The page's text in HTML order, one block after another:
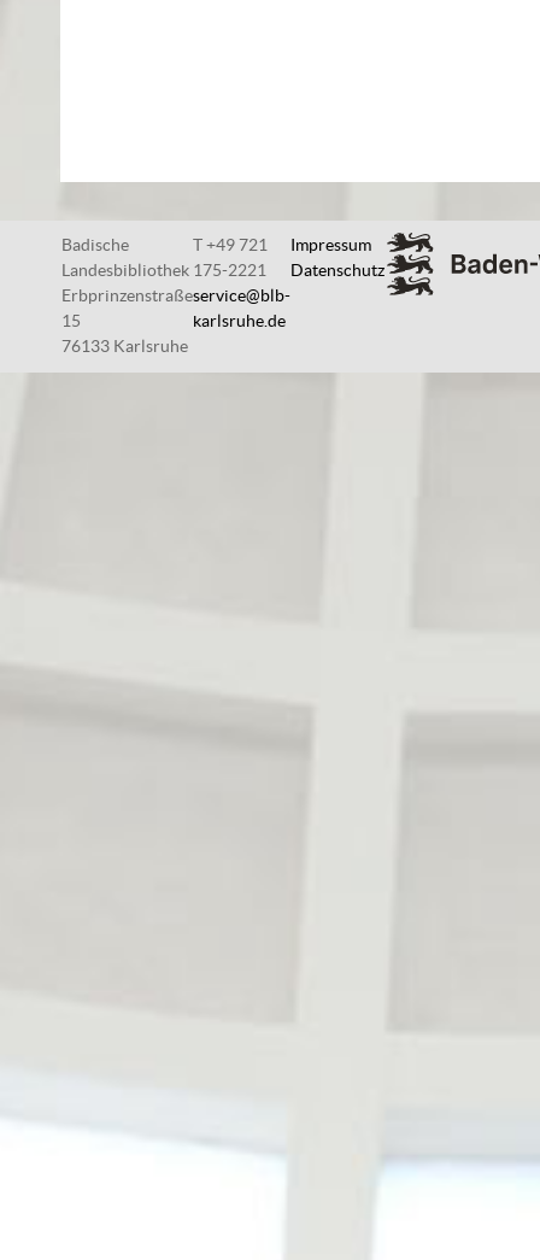
Badische
Landesbibliothek
Erbprinzenstraße
15
76133 Karlsruhe
T +49 721
175-2221
service@blb-
karlsruhe.de
Impressum
Datenschutz